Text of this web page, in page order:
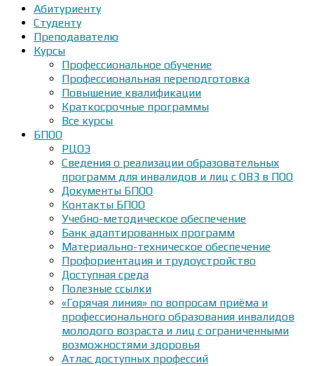
Абитуриенту
Студенту
Преподавателю
Курсы
Профессиональное обучение
Профессиональная переподготовка
Повышение квалификации
Краткосрочные программы
Все курсы
БПОО
РЦОЭ
Сведения о реализации образовательных
программ для инвалидов и лиц с ОВЗ в ПОО
Документы БПОО
Контакты БПОО
Учебно-методическое обеспечение
Банк адаптированных программ
Материально-техническое обеспечение
Профориентация и трудоустройство
Доступная среда
Полезные ссылки
«Горячая линия» по вопросам приёма и
профессионального образования инвалидов
молодого возраста и лиц с ограниченными
возможностями здоровья
Атлас доступных профессий